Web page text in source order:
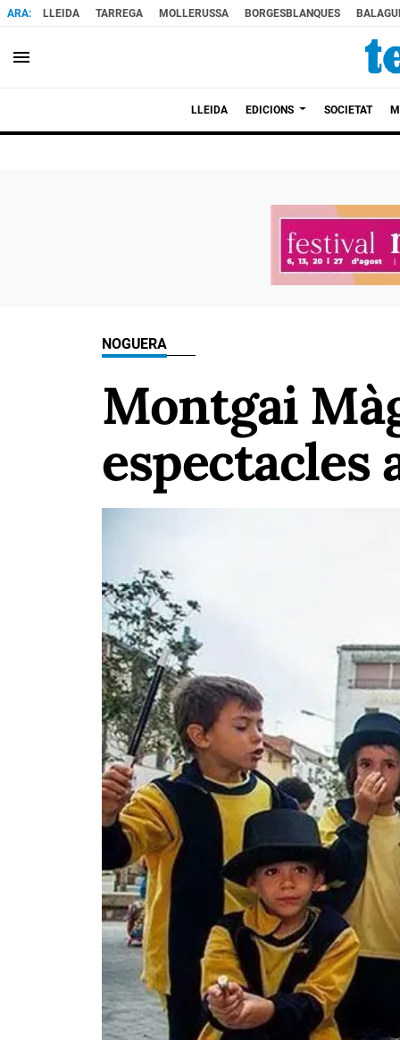
LLEIDA TARREGA MOLLERUSSA BORGESBLANQUES
menu
LLEIDA EDICIONS SOCIETAT
NOGUERA
Montgai
espectacles